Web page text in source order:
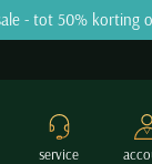
- tot 50% korting
service